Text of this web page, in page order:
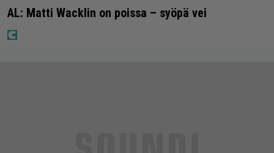
AL: Matti Wacklin on poissa – syöpä vei